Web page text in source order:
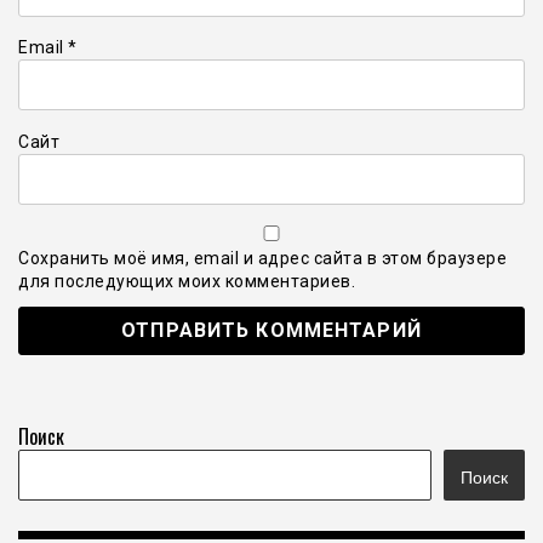
Email *
Сайт
Сохранить моё имя, email и адрес сайта в этом браузере
для последующих моих комментариев.
Поиск
Поиск